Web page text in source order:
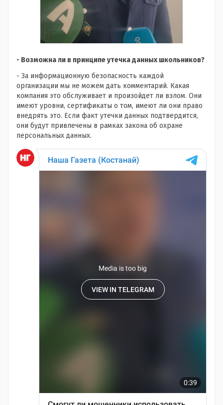
- Возможна ли в принципе утечка данных школьников?
- За информационную безопасность каждой
организации мы не можем дать комментарий. Какая
компания это обслуживает и произойдет ли взлом. Они
имеют уровни, сертификаты о том, имеют ли они право
внедрять это. Если факт утечки данных подтвердится,
они будут привлечены в рамках закона об охране
персональных данных.